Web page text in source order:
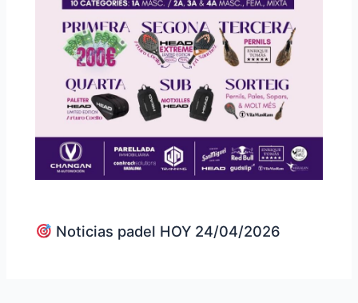
Noticias padel HOY 24/04/2026